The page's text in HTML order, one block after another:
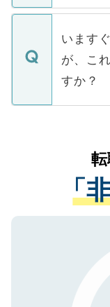
関を公に
に、医療
みを人材
ています。
定を承諾
の辞退の
ますので
個人情報
で、ご安
などで収
ご本人の
支援を目
ているす
は、個人
管理基準
る、プラ
ご登録い
で、機密
います
が、こ
すか？
かがいし
経験をま
させてい
ない方に
ので、ま
「